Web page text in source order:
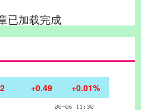
已加载完成
+0.49 +0.01%